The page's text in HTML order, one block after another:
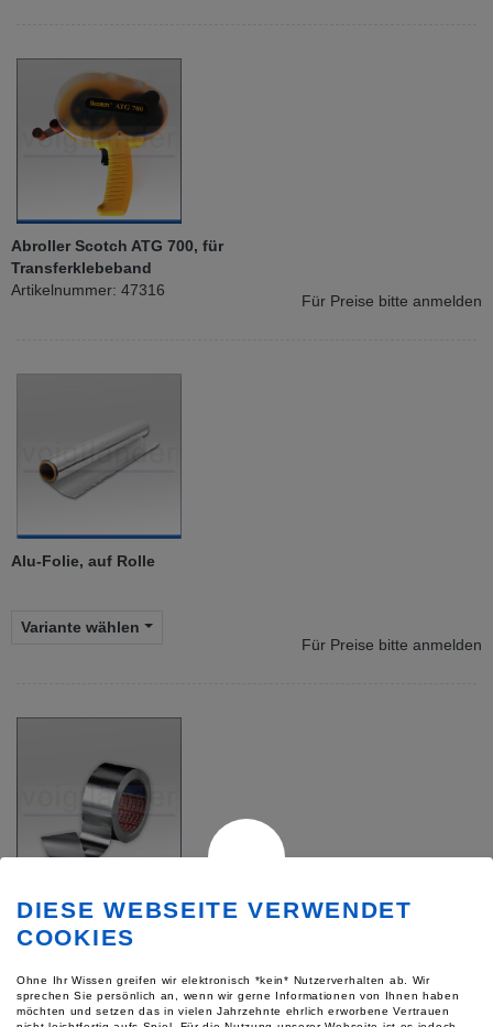
Abroller Scotch ATG 700, für
Transferklebeband
Artikelnummer: 47316
Für Preise bitte anmelden
Alu-Folie, auf Rolle
Variante wählen
Für Preise bitte anmelden
Alu-Klebeband
Für Preise bitte anmelden
DIESE WEBSEITE VERWENDET
COOKIES
Ohne Ihr Wissen greifen wir elektronisch *kein* Nutzerverhalten ab. Wir
sprechen Sie persönlich an, wenn wir gerne Informationen von Ihnen haben
möchten und setzen das in vielen Jahrzehnte ehrlich erworbene Vertrauen